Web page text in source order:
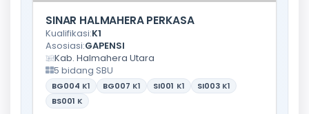
SINAR HALMAHERA PERKASA
Kualifikasi:K1
Asosiasi:GAPENSI
Kab. Halmahera Utara
5 bidang SBU
BG004 K1 BG007 K1 SI001 K1 SI003 K1
BS001 K